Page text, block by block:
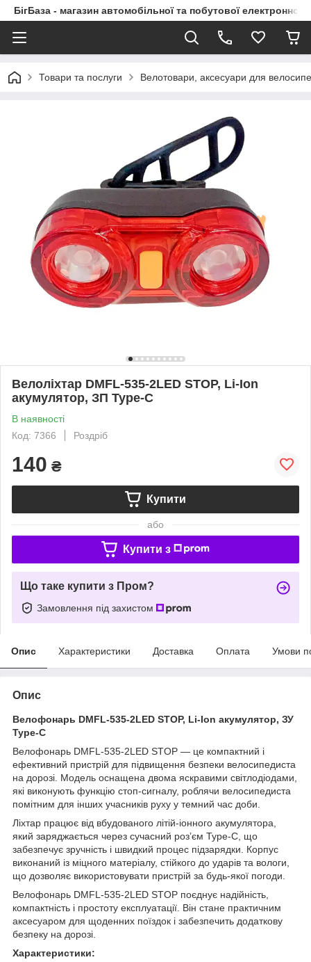
БігБаза - магазин автомобільної та побутової електронної
Товари та послуги Велотовари, аксесуари для
Велоліхтар DMFL-535-2LED STOP, Li-Ion
акумулятор, ЗП Type-C
В наявності
Код: 7366
Роздріб
140 ₴
Купити
або
Купити з
Що таке купити з Пром?
Замовлення під захистом
Опис Характеристики Доставка Оплата Умови
Опис
Велофонарь DMFL-535-2LED STOP, Li-Ion акумулятор, ЗУ
Type-C
Велофонарь DMFL-535-2LED STOP — це компактний і
ефективний пристрій для підвищення безпеки велосипедиста
на дорозі. Модель оснащена двома яскравими світлодіодами,
які виконують функцію стоп-сигналу, роблячи велосипедиста
помітним для інших учасників руху у темний час доби.
Ліхтар працює від вбудованого літій-іонного акумулятора,
який заряджається через сучасний роз’єм Type-C, що
забезпечує зручність і швидкий процес підзарядки. Корпус
виконаний із міцного матеріалу, стійкого до ударів та вологи,
що дозволяє використовувати пристрій за будь-якої погоди.
Велофонарь DMFL-535-2LED STOP поєднує надійність,
компактність і простоту експлуатації. Він стане практичним
аксесуаром для щоденних поїздок і забезпечить додаткову
безпеку на дорозі.
Характеристики: